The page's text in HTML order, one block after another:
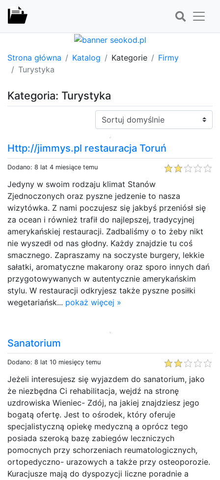
Strona główna Katalog Kategorie
Firmy
Turystyka
Kategoria: Turystyka
Sortuj:
Http://jimmys.pl restauracja Toruń
Dodano: 8 lat 4 miesiące temu
Jedyny w swoim rodzaju klimat Stanów
Zjednoczonych oraz pyszne jedzenie to nasza
wizytówka. Z nami poczujesz się jakbyś przeniósł się
za ocean i również trafił do najlepszej, tradycyjnej
amerykańskiej restauracji. Zadbaliśmy o to żeby nikt
nie wyszedł od nas głodny. Każdy znajdzie tu coś
smacznego. Zapraszamy na soczyste burgery, lekkie
sałatki, aromatyczne makarony oraz sporo innych dań
przygotowywanych w autentycznie amerykańskim
stylu. W restauracji odkryjesz także pyszne posiłki
wegetariańsk... pokaż więcej »
Sanatorium
Dodano: 8 lat 10 miesięcy temu
Jeżeli interesujesz się wyjazdem do sanatorium, jako
że niezbędna Ci rehabilitacja, wejdź na stronę
uzdrowiska Wieniec- Zdój, na jakiej znajdziesz jego
bogatą ofertę. Jest to ośrodek, który oferuje
specjalistyczną opiekę medyczną a oprócz tego
posiada szeroką bazę zabiegów leczniczych
pomocnych przy schorzeniach reumatologicznych,
ortopedyczno- urazowych a także przy osteoporozie.
Kuracjusze mają do dyspozycji liczne poradnie a